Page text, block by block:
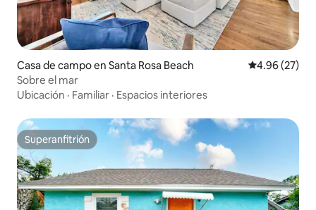
Casa de campo en Santa Rosa Beach Calificación
4.96 (27)
Sobre el mar
Ubicación · Familiar · Espacios interiores
Superanfitrión
Superanfitrión